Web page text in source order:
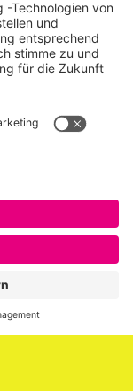
2009 schreibt